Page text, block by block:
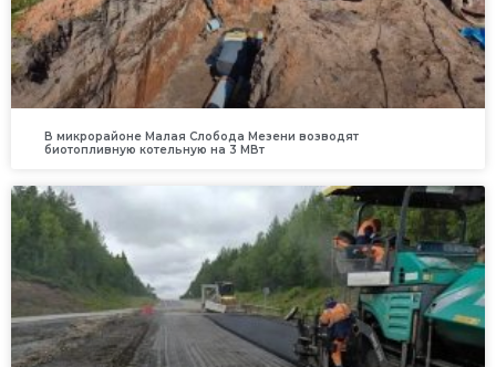
В микрорайоне Малая Слобода Мезени возводят
биотопливную котельную на 3 МВт